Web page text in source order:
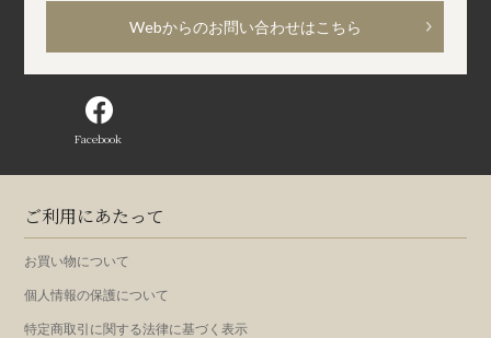
Webからのお問い合わせはこちら
Facebook
ご利用にあたって
お買い物について
個人情報の保護について
特定商取引に関する法律に基づく表示